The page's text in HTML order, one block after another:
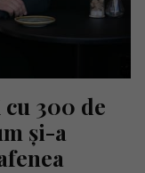
300 de
și-a